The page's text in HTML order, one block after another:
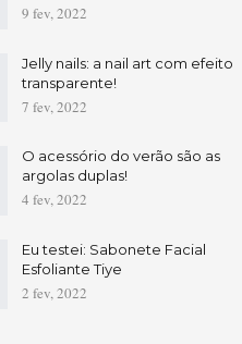
9 fev, 2022
Jelly nails: a nail art com efeito
transparente!
7 fev, 2022
O acessório do verão são as
argolas duplas!
4 fev, 2022
Eu testei: Sabonete Facial
Esfoliante Tiye
2 fev, 2022